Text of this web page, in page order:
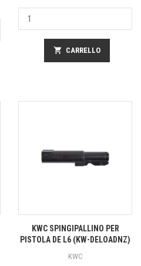
shopping_cart CARRELLO
KWC SPINGIPALLINO PER
PISTOLA DE L6 (KW-DELOADNZ)
KWC